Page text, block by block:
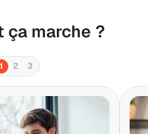
ça marche ?
1 2 3